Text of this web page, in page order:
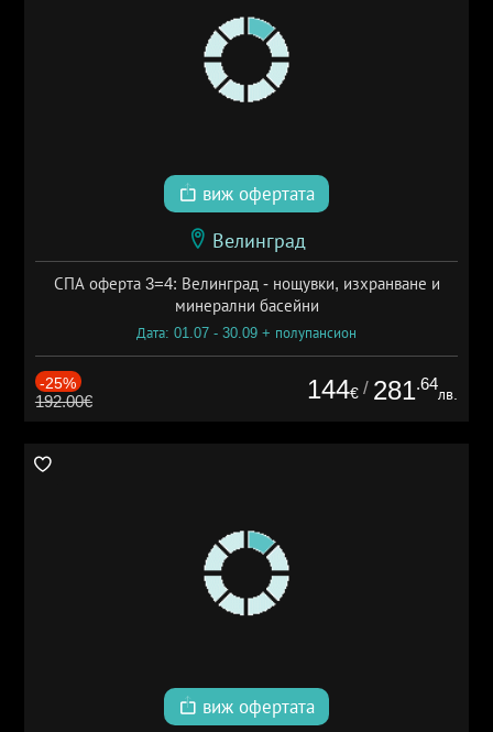
виж офертата
Велинград
СПА оферта 3=4: Велинград - нощувки, изхранване и
минерални басейни
Дата: 01.07 - 30.09 + полупансион
-25%
192.00€ 144€ / 281.64
лв.
виж офертата